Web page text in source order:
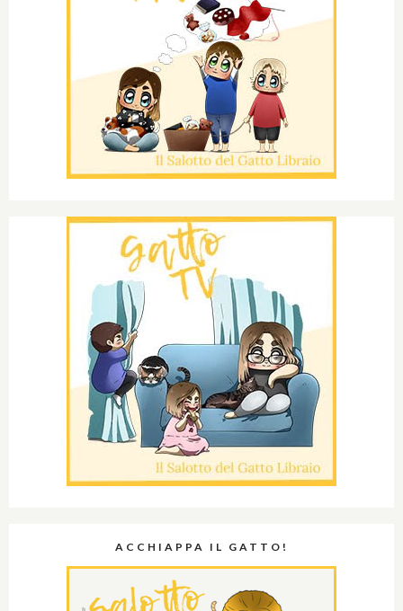
ACCHIAPPA IL GATTO!